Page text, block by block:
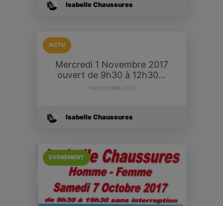
Isabelle Chaussures
ACTU
Mercredi 1 Novembre 2017
ouvert de 9h30 à 12h30...
1 NOVEMBRE 2017
Isabelle Chaussures
EVÉNÉMENT